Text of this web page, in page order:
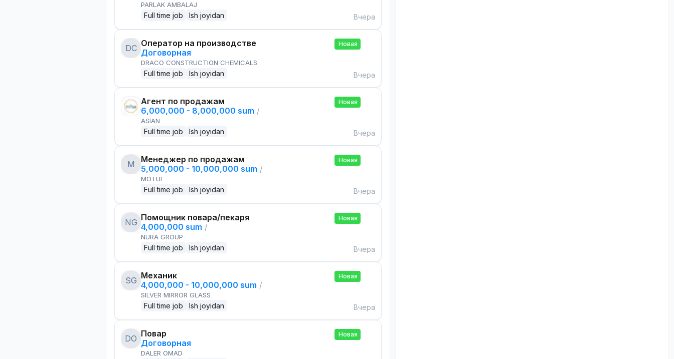
PARLAK AMBALAJ
Full time job Ish joyidan Вчера
DC Оператор на производстве
Договорная
DRACO CONSTRUCTION CHEMICALS
Full time job Ish joyidan
Новая
Вчера
Агент по продажам
6,000,000 - 8,000,000 sum /
ASIAN
Full time job Ish joyidan
Новая
Вчера
M
Менеджер по продажам
5,000,000 - 10,000,000 sum /
MOTUL
Full time job Ish joyidan
Новая
Вчера
NG Помощник повара/пекаря
4,000,000 sum /
NURA GROUP
Full time job Ish joyidan
Новая
Вчера
SG Механик
4,000,000 - 10,000,000 sum /
SILVER MIRROR GLASS
Full time job Ish joyidan
Новая
Вчера
DO Повар
Договорная
DALER OMAD
Новая